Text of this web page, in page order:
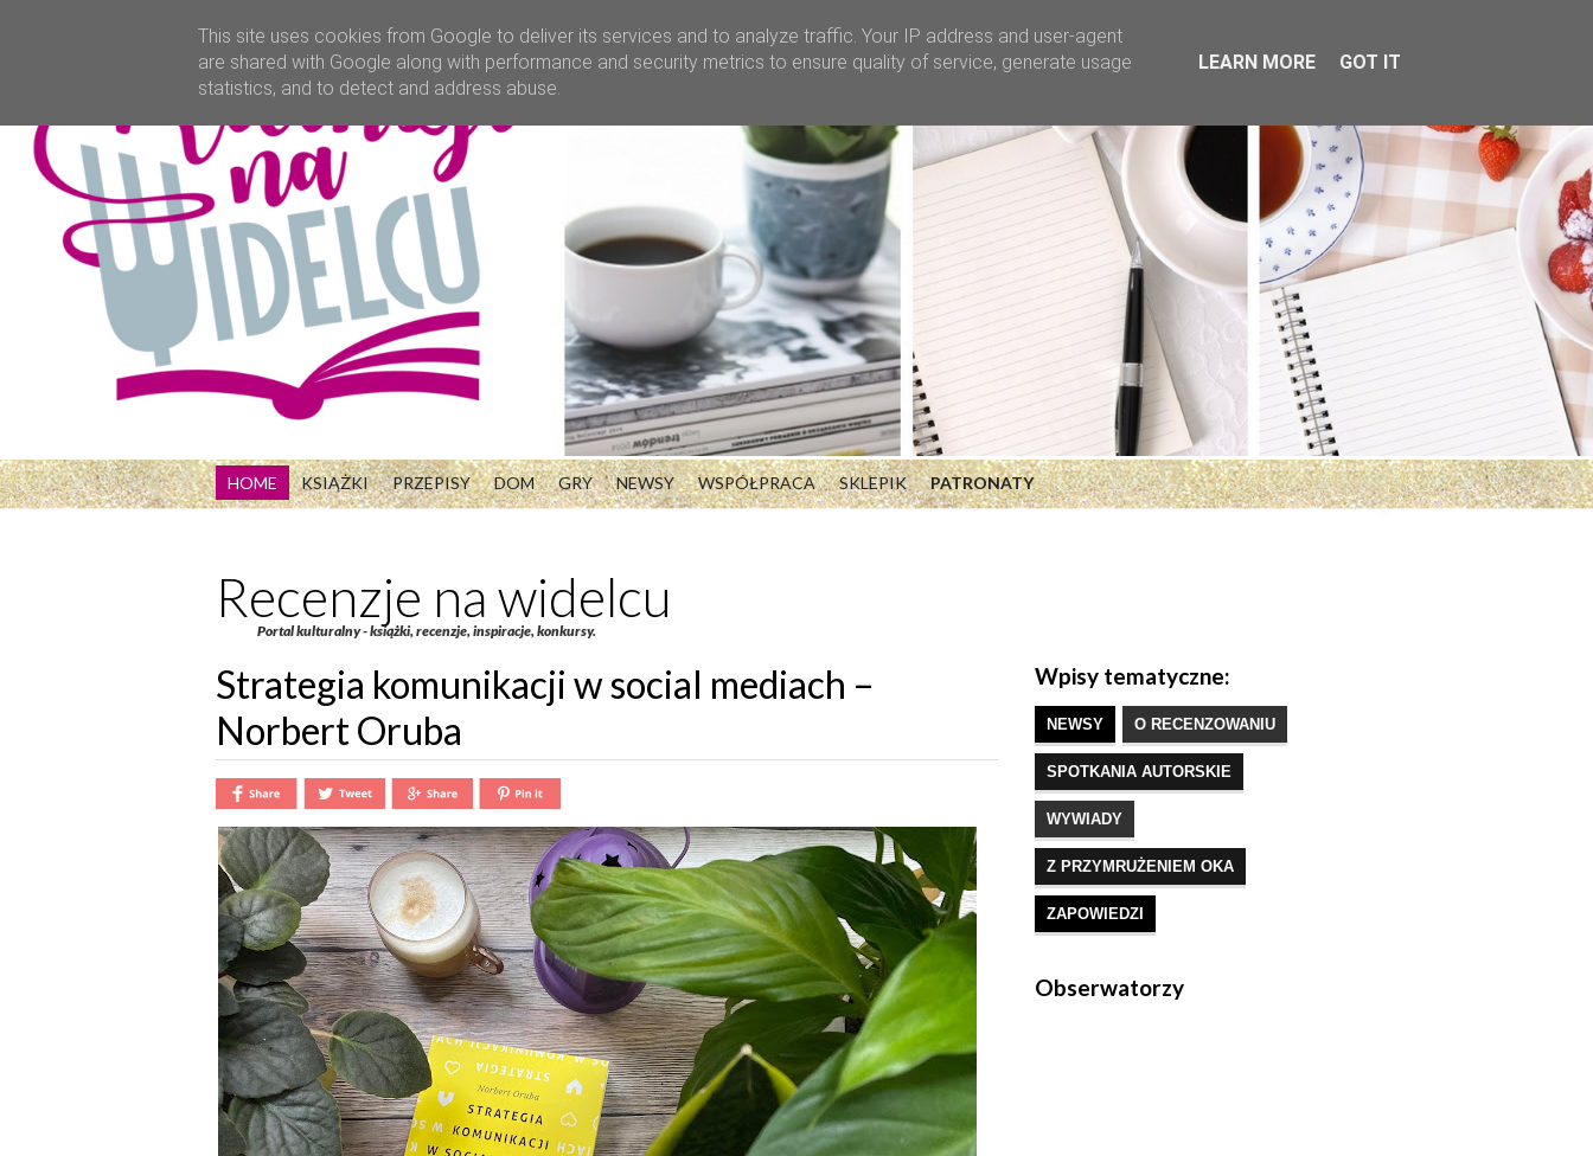
HOME KSIĄŻKI PRZEPISY DOM GRY NEWSY WSPÓŁPRACA SKLEPIK PATRONATY
Recenzje na widelcu
Portal kulturalny - książki, recenzje, inspiracje, konkursy.
Strategia komunikacji w social mediach –
Norbert Oruba
Wpisy tematyczne:
NEWSY O RECENZOWANIU
SPOTKANIA AUTORSKIE
WYWIADY
Z PRZYMRUŻENIEM OKA
ZAPOWIEDZI
Obserwatorzy
This site uses cookies from Google to deliver its services and to analyze traffic. Your IP address and user-agent
are shared with Google along with performance and security metrics to ensure quality of service, generate usage
statistics, and to detect and address abuse.
LEARN MORE GOT IT